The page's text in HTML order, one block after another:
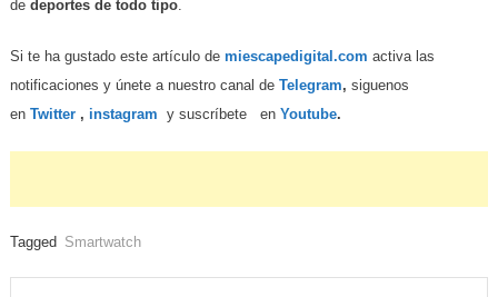
de deportes de todo tipo.
Si te ha gustado este artículo de miescapedigital.com activa las
notificaciones y únete a nuestro canal de Telegram, siguenos
en Twitter, instagram y suscríbete en Youtube.
Tagged Smartwatch